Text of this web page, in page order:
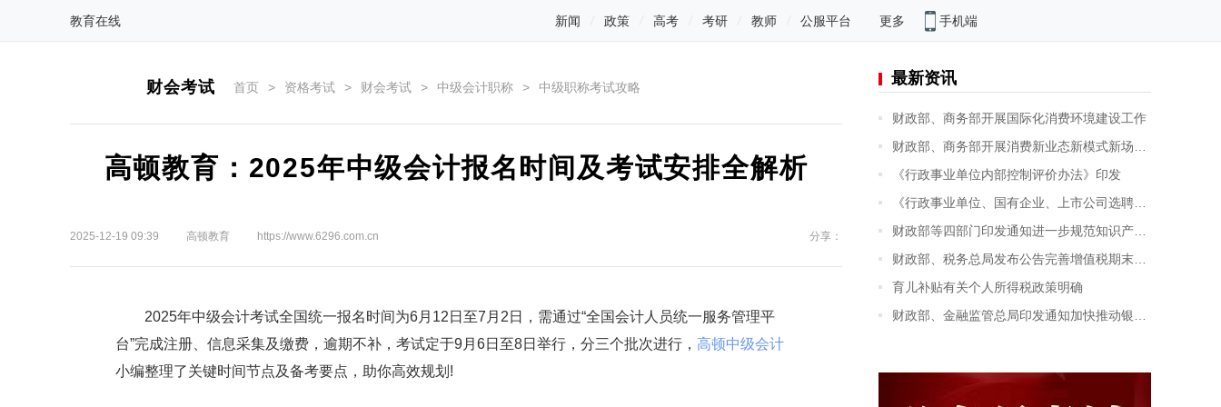
教育在线 新闻 政策 高考 考研 教师 公服平台 更多 手机端
财会考试 首页 > 资格考试 > 财会考试 > 中级会计职称 > 中级职称考试攻略
高顿教育：2025年中级会计报名时间及考试安排全解析
2025-12-19 09:39 高顿教育 https://www.6296.com.cn 分享：
2025年中级会计考试全国统一报名时间为6月12日至7月2日，需通过“全国会计人员统一服务管理平
台”完成注册、信息采集及缴费，逾期不补，考试定于9月6日至8日举行，分三个批次进行， 高顿中级会计
小编整理了关键时间节点及备考要点，助你高效规划!
最新资讯
财政部、商务部开展国际化消费环境建设工作
财政部、商务部开展消费新业态新模式新场景试点工作
《行政事业单位内部控制评价办法》印发
《行政事业单位、国有企业、上市公司选聘资产评估机构管理办法》印发
财政部等四部门印发通知进一步规范知识产权资产评估的有关事项
财政部、税务总局发布公告完善增值税期末留抵退税政策
育儿补贴有关个人所得税政策明确
财政部、金融监管总局印发通知加快推动银行函证数字化发展